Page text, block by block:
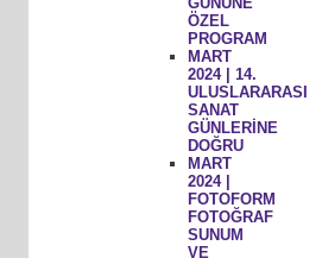
ÖZEL
PROGRAM
MART
2024 | 14.
ULUSLARARASI
SANAT
GÜNLERİNE
DOĞRU
MART
2024 |
FOTOFORM
FOTOĞRAF
SUNUM
VE